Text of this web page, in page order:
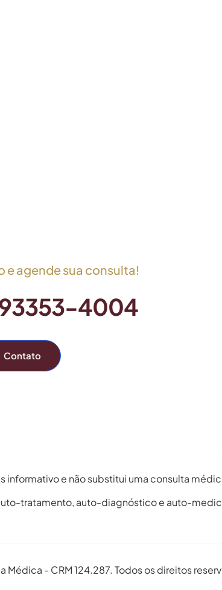
e agende sua consulta!
93353-4004
Contato
informativo e não substitui uma consulta
tratamento, auto-diagnóstico e auto-
Médica - CRM 124.287. Todos os direitos